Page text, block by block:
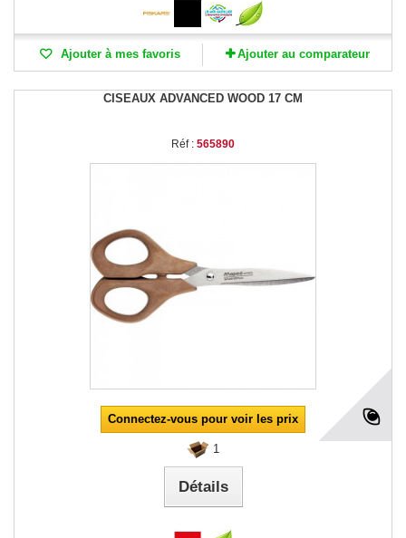
Ajouter à mes favoris Ajouter au comparateur
CISEAUX ADVANCED WOOD 17 CM
Réf : 565890
Connectez-vous pour voir les prix
1
Détails